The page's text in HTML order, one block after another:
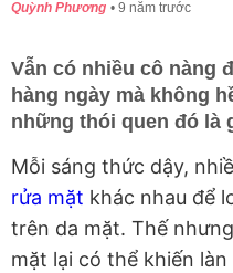
Quỳnh Phương 9 năm trước
Vẫn có nhiều cô nàng
hàng ngày mà không
những thói quen đó là
Mỗi sáng thức dậy,
rửa mặt khác nhau để
trên da mặt. Thế
mặt lại có thể khiến